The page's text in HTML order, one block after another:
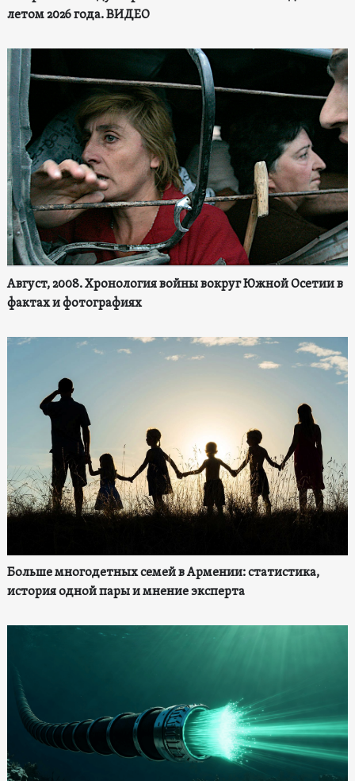
летом 2026 года. ВИДЕО
Август, 2008. Хронология войны вокруг Южной Осетии в
фактах и фотографиях
Больше многодетных семей в Армении: статистика,
история одной пары и мнение эксперта